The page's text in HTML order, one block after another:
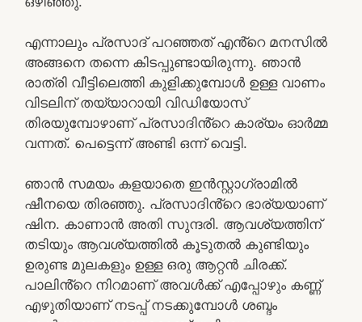
എന്നാലും പ്രസാദ് പറഞ്ഞത് എൻ്റെ മനസിൽ
അങ്ങനെ തന്നെ കിടപ്പുണ്ടായിരുന്നു. ഞാൻ
രാത്രി വീട്ടിലെത്തി കുളിക്കുമ്പോൾ ഉള്ള വാണം
വിടലിന് തയ്യാറായി വിഡിയോസ്
തിരയുമ്പോഴാണ് പ്രസാദിൻ്റെ കാര്യം ഓർമ്മ
വന്നത്. പെട്ടെന്ന് അണ്ടി ഒന്ന് വെട്ടി.
ഞാൻ സമയം കളയാതെ ഇൻസ്റ്റാഗ്രാമിൽ
ഷീനയെ തിരഞ്ഞു. പ്രസാദിൻ്റെ ഭാര്യയാണ്
ഷിന. കാണാൻ അതി സുന്ദരി. ആവശ്യത്തിന്
തടിയും ആവശ്യത്തിൽ കൂടുതൽ കുണ്ടിയും
ഉരുണ്ട മുലകളും ഉള്ള ഒരു ആറ്റൻ ചിരക്ക്.
പാലിൻ്റെ നിറമാണ് അവൾക്ക് എപ്പോഴും കണ്ണ്
എഴുതിയാണ് നടപ്പ് നടക്കുമ്പോൾ ശബ്ദം